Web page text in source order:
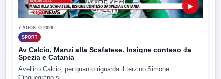
▶
7 AGOSTO 2026
SPORT
Av Calcio, Manzi alla Scafatese. Insigne conteso da
Spezia e Catania
Avellino Calcio, per quanto riguarda il terzino Simone
Cinquegrano si...